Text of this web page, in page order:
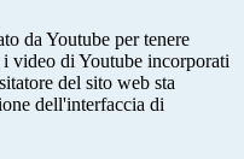
da Youtube per tenere
video di Youtube incorporati
del sito web sta
dell'interfaccia di